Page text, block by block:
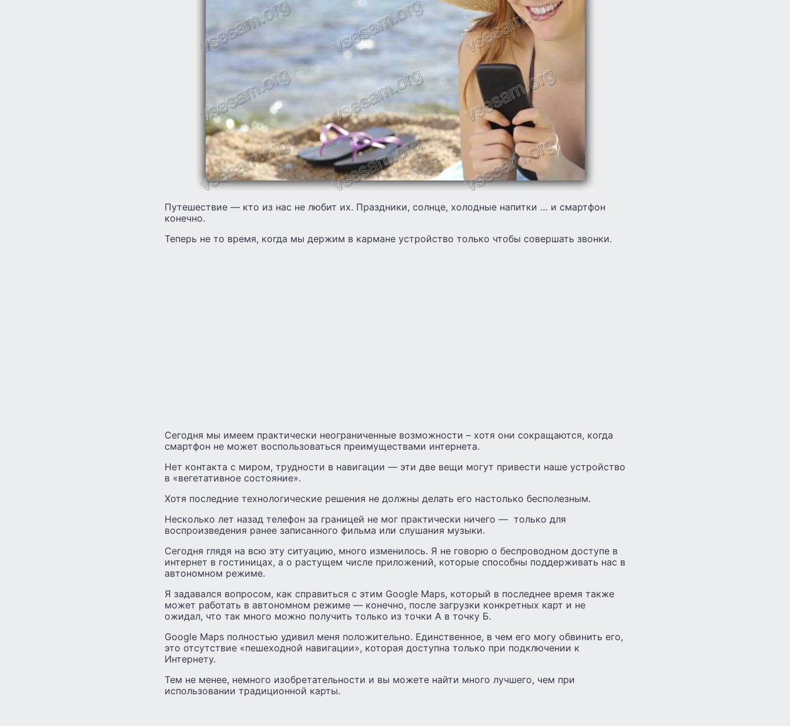
Путешествие — кто из нас не любит их. Праздники, солнце, холодные напитки … и смартфон
конечно.
Теперь не то время, когда мы держим в кармане устройство только чтобы совершать звонки.
Сегодня мы имеем практически неограниченные возможности – хотя они сокращаются, когда
смартфон не может воспользоваться преимуществами интернета.
Нет контакта с миром, трудности в навигации — эти две вещи могут привести наше устройство
в «вегетативное состояние».
Хотя последние технологические решения не должны делать его настолько бесполезным.
Несколько лет назад телефон за границей не мог практически ничего — только для
воспроизведения ранее записанного фильма или слушания музыки.
Сегодня глядя на всю эту ситуацию, много изменилось. Я не говорю о беспроводном доступе в
интернет в гостиницах, а о растущем числе приложений, которые способны поддерживать нас в
автономном режиме.
Я задавался вопросом, как справиться с этим Google Maps, который в последнее время также
может работать в автономном режиме — конечно, после загрузки конкретных карт и не
ожидал, что так много можно получить только из точки А в точку Б.
Google Maps полностью удивил меня положительно. Единственное, в чем его могу обвинить его,
это отсутствие «пешеходной навигации», которая доступна только при подключении к
Интернету.
Тем не менее, немного изобретательности и вы можете найти много лучшего, чем при
использовании традиционной карты.